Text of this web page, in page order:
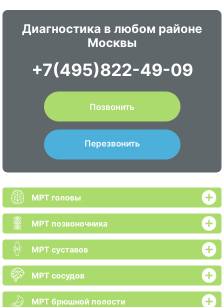
Диагностика в любом районе
Москвы
+7(495)822-49-09
Позвонить
Перезвонить
МРТ головы
МРТ позвоночника
МРТ суставов
МРТ сосудов
МРТ брюшной полости